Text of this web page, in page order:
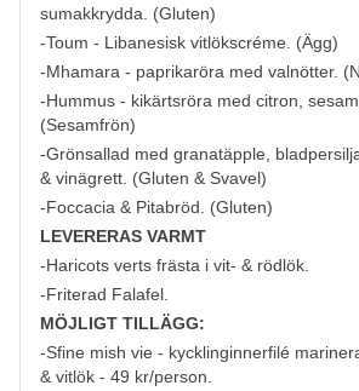
sumakkrydda. (Gluten)
-Toum - Libanesisk vitlökscréme. (Ägg)
-Mhamara - paprikaröra med valnötter. (
-Hummus - kikärtsröra med citron,
(Sesamfrön)
-Grönsallad med granatäpple,
& vinägrett. (Gluten & Svavel)
-Foccacia & Pitabröd. (Gluten)
LEVERERAS VARMT
-Haricots verts frästa i vit- & rödlök.
-Friterad Falafel.
MÖJLIGT TILLÄGG:
-Sfine mish vie - kycklinginnerfilé
& vitlök - 49 kr/person.